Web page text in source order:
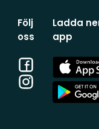
Följ
oss
Facebook
Instagram
Ladda
app
App
Store
App
Store